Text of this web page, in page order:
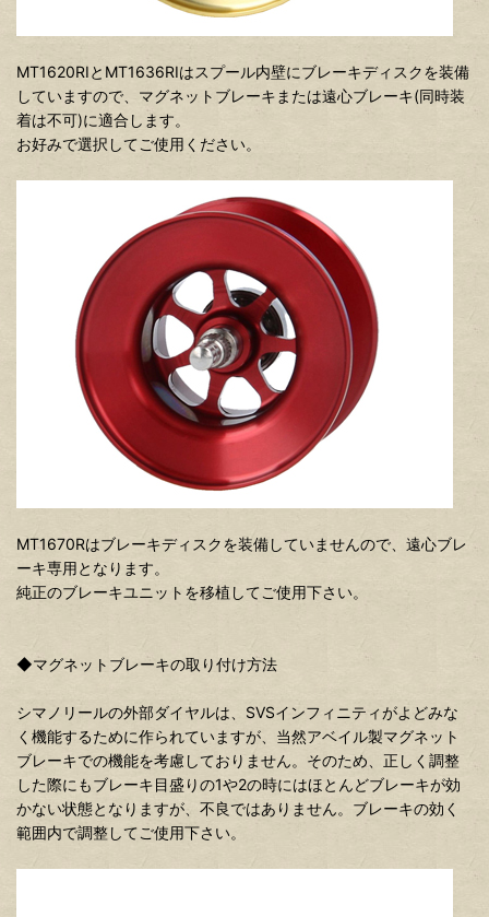
MT1620RIとMT1636RIはスプール内壁にブレーキディスクを装備
していますので、マグネットブレーキまたは遠心ブレーキ(同時装
着は不可)に適合します。
お好みで選択してご使用ください。
MT1670Rはブレーキディスクを装備していませんので、遠心ブレ
ーキ専用となります。
純正のブレーキユニットを移植してご使用下さい。
◆マグネットブレーキの取り付け方法
シマノリールの外部ダイヤルは、SVSインフィニティがよどみな
く機能するために作られていますが、当然アベイル製マグネット
ブレーキでの機能を考慮しておりません。そのため、正しく調整
した際にもブレーキ目盛りの1や2の時にはほとんどブレーキが効
かない状態となりますが、不良ではありません。ブレーキの効く
範囲内で調整してご使用下さい。